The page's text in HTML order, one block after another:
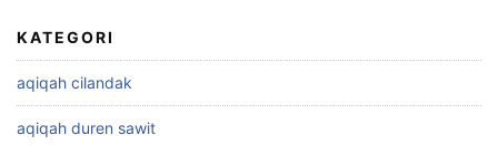
KATEGORI
aqiqah cilandak
aqiqah duren sawit